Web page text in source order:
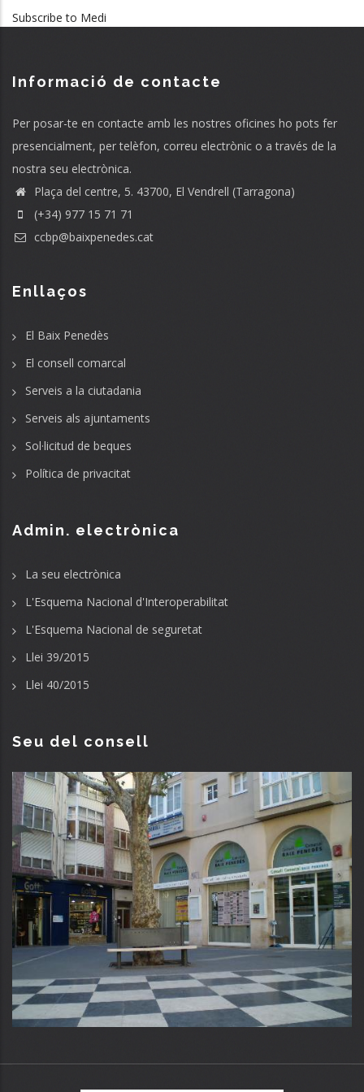
Subscribe to Medi
Informació de contacte
Per posar-te en contacte amb les nostres oficines ho pots fer
presencialment, per telèfon, correu electrònic o a través de la
nostra seu electrònica.
Plaça del centre, 5. 43700, El Vendrell (Tarragona)
(+34) 977 15 71 71
ccbp@baixpenedes.cat
Enllaços
El Baix Penedès
El consell comarcal
Serveis a la ciutadania
Serveis als ajuntaments
Sol·licitud de beques
Política de privacitat
Admin. electrònica
La seu electrònica
L'Esquema Nacional d'Interoperabilitat
L'Esquema Nacional de seguretat
Llei 39/2015
Llei 40/2015
Seu del consell